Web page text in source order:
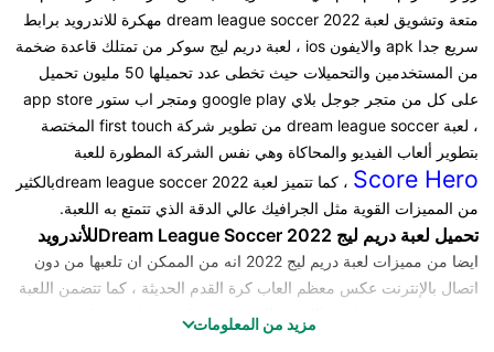
متعة وتشويق لعبة
dream league soccer 2022 مهكرة للاندرويد برابط
سريع جدا apk والايفون ios ، لعبة دريم ليج سوكر من تمتلك قاعدة ضخمة
من المستخدمين والتحميلات حيث تخطى عدد تحميلها 50 مليون تحميل
على كل من متجر جوجل بلاي google play ومتجر اب ستور app store
، لعبة dream league soccer من تطوير شركة first touch المختصة
بتطوير ألعاب الفيديو والمحاكاة وهي نفس الشركة المطورة للعبة
Score Hero
، كما تتميز لعبة dream league soccer 2022بالكثير
من المميزات القوية مثل الجرافيك عالي الدقة الذي تتمتع به اللعبة.
تحميل لعبة دريم ليج Dream League Soccer 2022للأندرويد
ايضا من مميزات لعبة دريم ليج 2022
انه من الممكن ان تلعبها من دون
اتصال بالإنترنت عكس معظم العاب كرة القدم الحديثة ، كما تتضمن اللعبة
مجموعة ضخمة جدا من الاندية والفرق من دول ودوريات مختلفة مع
امكانية انشاء فريق جديد كلياً ، سنشرح لكم جوانب كثيرة داخل لعبة دريم
مزيد من المعلومات